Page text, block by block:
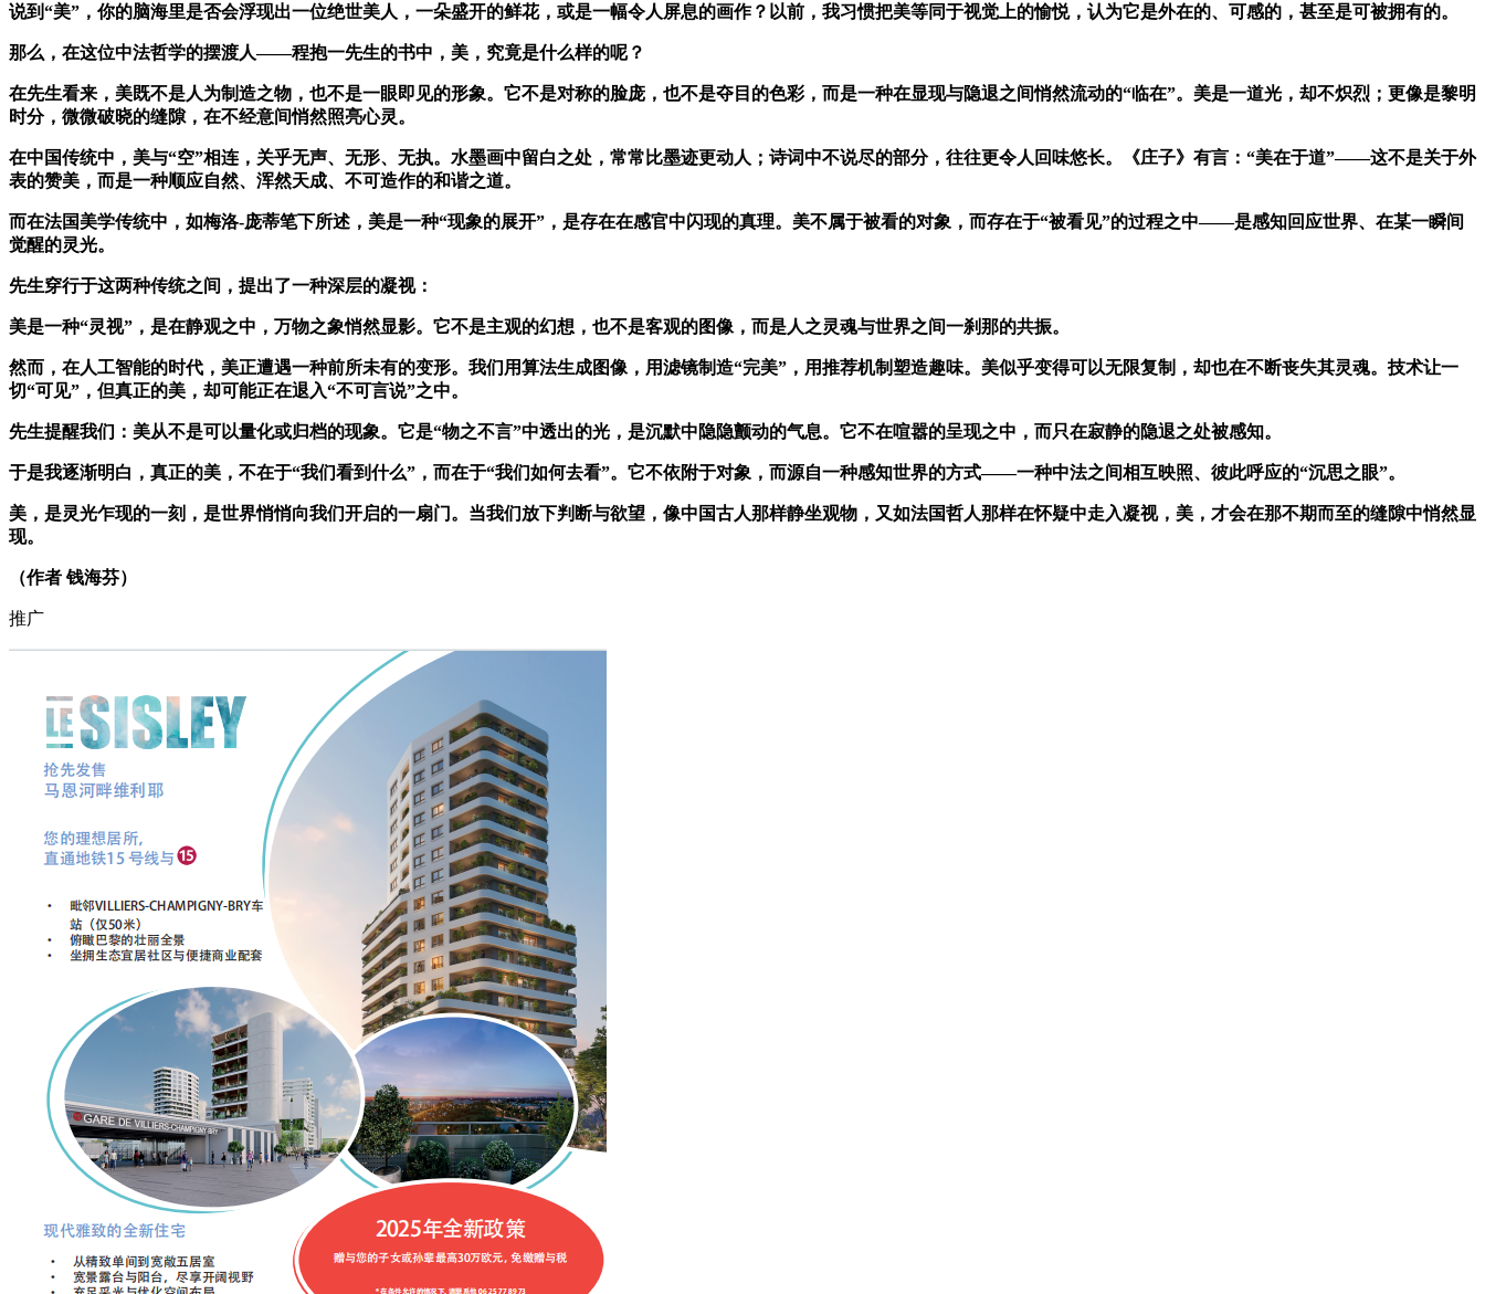
说到“美”，你的脑海里是否会浮现出一位绝世美人，一朵盛开的鲜花，或是一幅令人屏息的画作？以前，我习惯把美等同于视觉上的愉悦，认为它是外在的、可感的，甚至是可被拥有的。
那么，在这位中法哲学的摆渡人——程抱一先生的书中，美，究竟是什么样的呢？
在先生看来，美既不是人为制造之物，也不是一眼即见的形象。它不是对称的脸庞，也不是夺目的色彩，而是一种在显现与隐退之间悄然流动的“临在”。美是一道光，却不炽烈；更像是黎明
时分，微微破晓的缝隙，在不经意间悄然照亮心灵。
在中国传统中，美与“空”相连，关乎无声、无形、无执。水墨画中留白之处，常常比墨迹更动人；诗词中不说尽的部分，往往更令人回味悠长。《庄子》有言：“美在于道”——这不是关于外
表的赞美，而是一种顺应自然、浑然天成、不可造作的和谐之道。
而在法国美学传统中，如梅洛-庞蒂笔下所述，美是一种“现象的展开”，是存在在感官中闪现的真理。美不属于被看的对象，而存在于“被看见”的过程之中——是感知回应世界、在某一瞬间
觉醒的灵光。
先生穿行于这两种传统之间，提出了一种深层的凝视：
美是一种“灵视” ，是在静观之中，万物之象悄然显影。它不是主观的幻想，也不是客观的图像，而是人之灵魂与世界之间一刹那的共振。
然而，在人工智能的时代，美正遭遇一种前所未有的变形。我们用算法生成图像，用滤镜制造“完美”，用推荐机制塑造趣味。美似乎变得可以无限复制，却也在不断丧失其灵魂。技术让一
切“可见”，但真正的美，却可能正在退入“不可言说”之中。
先生提醒我们： 美从不是可以量化或归档的现象。它是“物之不言”中透出的光，是沉默中隐隐颤动的气息。它不在喧嚣的呈现之中，而只在寂静的隐退之处被感知。
于是我逐渐明白，真正的美，不在于“我们看到什么”，而在于“我们如何去看”。它不依附于对象，而源自一种感知世界的方式——一种中法之间相互映照、彼此呼应的“沉思之眼”。
美，是灵光乍现的一刻，是世界悄悄向我们开启的一扇门。当我们放下判断与欲望，像中国古人那样静坐观物，又如法国哲人那样在怀疑中走入凝视，美，才会在那不期而至的缝隙中悄然显
现。
（作者 钱海芬）
推广